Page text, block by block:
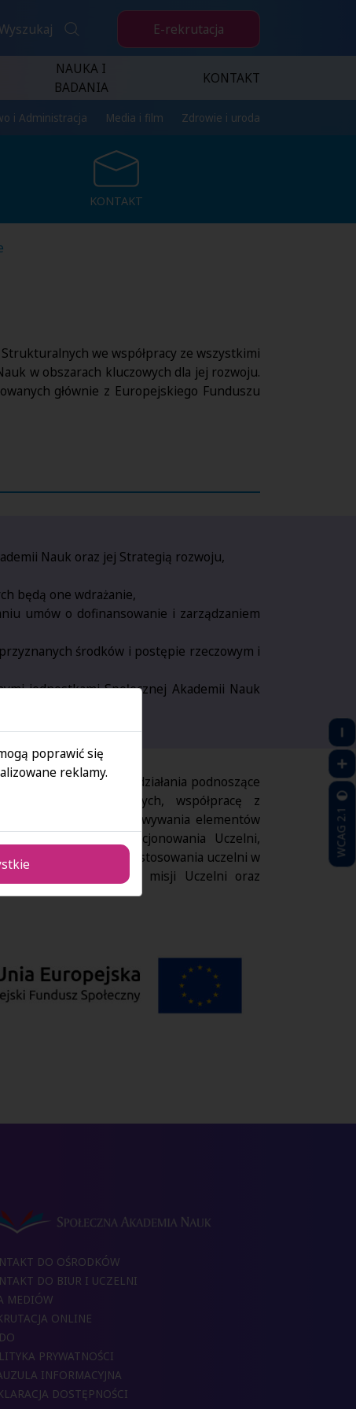
E-rekrutacja
NAUKA I
BADANIA
KONTAKT
i Administracja Media i film Zdrowie i uroda
KONTAKT
KONTAKT
we współpracy ze wszystkimi
w obszarach kluczowych dla jej rozwoju.
głównie z Europejskiego Funduszu
Nauk oraz jej Strategią rozwoju,
będą one wdrażanie,
umów o dofinansowanie i zarządzaniem
środków i postępie rzeczowym i
jednostkami Społecznej Akademii Nauk
Biura Karier, działania podnoszące
dydaktycznych, współpracę z
targów pracy, opracowywania elementów
kształcenia i funkcjonowania Uczelni,
gospodarczego, dostosowania uczelni w
w zakresie III misji Uczelni oraz
DO OŚRODKÓW
DO BIUR I UCZELNI
MEDIÓW
ONLINE
PRYWATNOŚCI
INFORMACYJNA
DOSTĘPNOŚCI
WCAG 2.1
poprawić się
reklamy.